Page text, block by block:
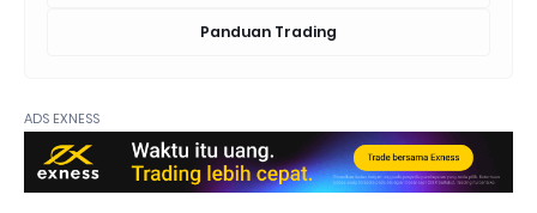
Panduan Trading
ADS EXNESS